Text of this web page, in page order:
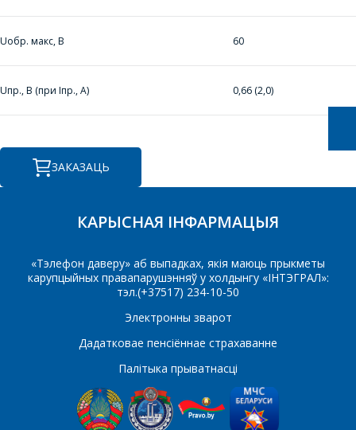
Uобр. макс, В 60
Uпр., В (при Iпр., А) 0,66 (2,0)
ЗАКАЗАЦЬ
КАРЫСНАЯ ІНФАРМАЦЫЯ
«Тэлефон даверу» аб выпадках, якія маюць прыкметы
карупцыйных правапарушэнняў у холдынгу «ІНТЭГРАЛ»:
тэл.(+37517) 234-10-50
Электронны зварот
Дадатковае пенсіённае страхаванне
Палітыка прыватнасці
КОШТ ПАСЛУГ І
ПАДРЫХТУЮЦЬ
ІНДЫВІДУАЛЬНАЕ
КАМЕРЦЫЙНАЕ
Ваша імя
Тэлефон*
E-mail
Які цікавіць тавар/паслуга